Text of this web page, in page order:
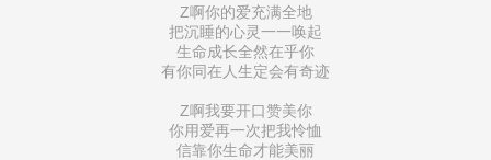
Z啊你的爱充满全地
把沉睡的心灵一一唤起
生命成长全然在乎你
有你同在人生定会有奇迹
Z啊我要开口赞美你
你用爱再一次把我怜恤
信靠你生命才能美丽